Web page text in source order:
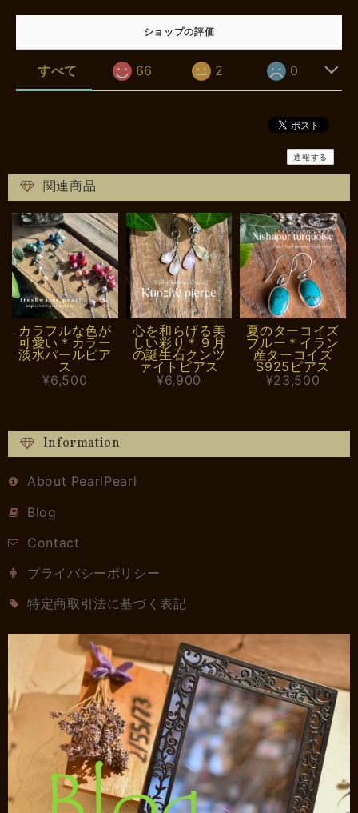
ショップの評価
すべて 66 2 0
通報する
関連商品
カラフルな色が
可愛い＊カラー
淡水パールピア
ス
¥6,500
心を和らげる美
しい彩り＊９月
の誕生石クンツ
ァイトピアス
¥6,900
夏のターコイズ
ブルー＊イラン
産ターコイズ
S925ピアス
¥23,500
Information
About PearlPearl
Blog
Contact
プライバシーポリシー
特定商取引法に基づく表記